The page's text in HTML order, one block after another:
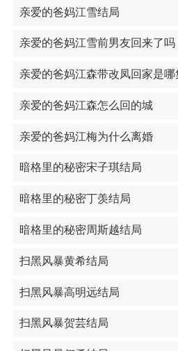
亲爱的爸妈江雪结局
亲爱的爸妈江雪前男友回来了吗
亲爱的爸妈江森带改凤回家是哪
亲爱的爸妈江森怎么回的城
亲爱的爸妈江梅为什么离婚
暗格里的秘密宋子琪结局
暗格里的秘密丁羡结局
暗格里的秘密周斯越结局
扫黑风暴黄希结局
扫黑风暴高明远结局
扫黑风暴贺芸结局